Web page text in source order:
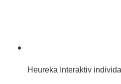
Heureka Interaktiv